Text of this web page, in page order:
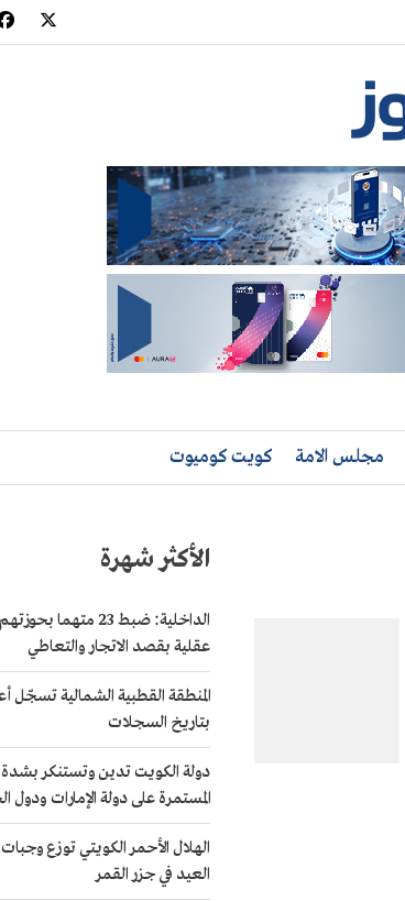
مجلس الامة كويت كوميوت
الأكثر شهرة
الداخلية: ضبط 23
عقلية بقصد الاتجار والتعاطي
المنطقة القطبية الشمالية
بتاريخ السجلات
دولة الكويت تدين وتستنكر بشدة
المستمرة على دولة الإمارات ودول
الهلال الأحمر الكويتي توزع
العيد في جزر القمر